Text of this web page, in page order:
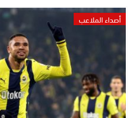
أصداء الملاعب